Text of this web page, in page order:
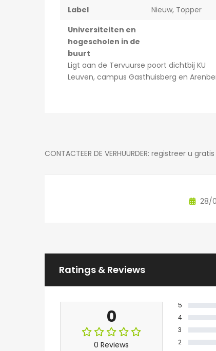
Label Nieuw, Topper
Universiteiten en
hogescholen in de
buurt
Ligt aan de Tervuurse poort dichtbij KU
Leuven, campus Gasthuisberg en
CONTACTEER DE VERHUURDER: registreer u gratis
28/
Ratings & Reviews
0
0 Reviews
5
4
3
2